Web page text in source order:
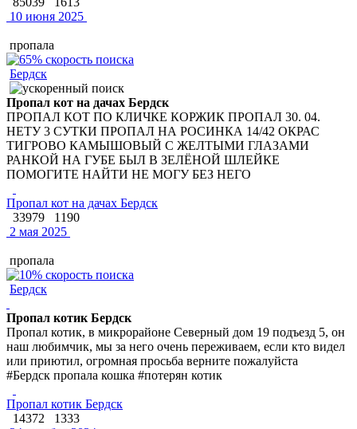
10 июня 2025
пропала
Бердск
Пропал кот на дачах Бердск
ПРОПАЛ КОТ ПО КЛИЧКЕ КОРЖИК ПРОПАЛ 30. 04.
НЕТУ 3 СУТКИ ПРОПАЛ НА РОСИНКА 14/42 ОКРАС
ТИГРОВО КАМЫШОВЫЙ С ЖЕЛТЫМИ ГЛАЗАМИ
РАНКОЙ НА ГУБЕ БЫЛ В ЗЕЛЁНОЙ ШЛЕЙКЕ
ПОМОГИТЕ НАЙТИ НЕ МОГУ БЕЗ НЕГО
Пропал кот на дачах Бердск
33979
1190
2 мая 2025
пропала
Бердск
Пропал котик Бердск
Пропал котик, в микрорайоне Северный дом 19 подъезд 5, он
наш любимчик, мы за него очень переживаем, если кто видел
или приютил, огромная просьба верните пожалуйста
#Бердск пропала кошка #потерян котик
Пропал котик Бердск
14372
1333